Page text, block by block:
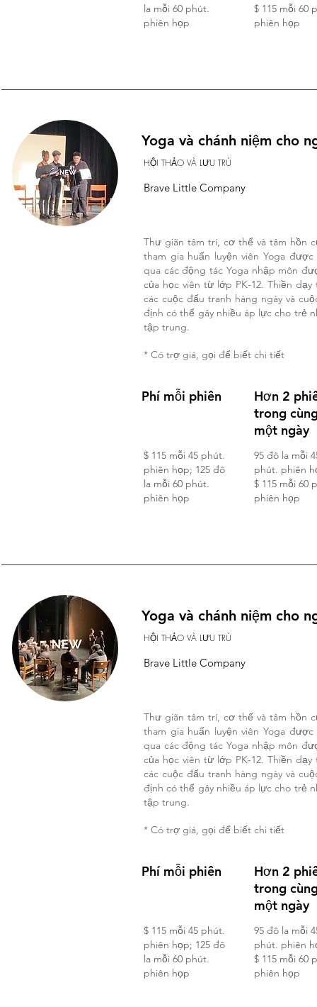
la mỗi 60 phút.
phiên họp
$ 115 mỗi 60
phiên họp
Yoga và chánh niệm cho
HỘI THẢO VÀ LƯU TRÚ
Brave Little Company
Thư giãn tâm trí, cơ thể và tâm hồn
tham gia huấn luyện viên Yoga
qua các động tác Yoga nhập môn
của học viên từ lớp PK-12. Thiền
các cuộc đấu tranh hàng ngày và
định có thể gây nhiều áp lực cho trẻ
tập trung.
* Có trợ giá, gọi để biết chi tiết
Phí mỗi phiên
$ 115 mỗi 45 phút.
phiên họp; 125 đô
la mỗi 60 phút.
phiên họp
Hơn 2
trong
một ngày
95 đô la mỗi
phút. phiên
$ 115 mỗi 60
phiên họp
Yoga và chánh niệm cho
HỘI THẢO VÀ LƯU TRÚ
Brave Little Company
Thư giãn tâm trí, cơ thể và tâm hồn
tham gia huấn luyện viên Yoga
qua các động tác Yoga nhập môn
của học viên từ lớp PK-12. Thiền
các cuộc đấu tranh hàng ngày và
định có thể gây nhiều áp lực cho trẻ
tập trung.
* Có trợ giá, gọi để biết chi tiết
Phí mỗi phiên
$ 115 mỗi 45 phút.
phiên họp; 125 đô
la mỗi 60 phút.
phiên họp
Hơn 2
trong
một ngày
95 đô la mỗi
phút. phiên
$ 115 mỗi 60
phiên họp